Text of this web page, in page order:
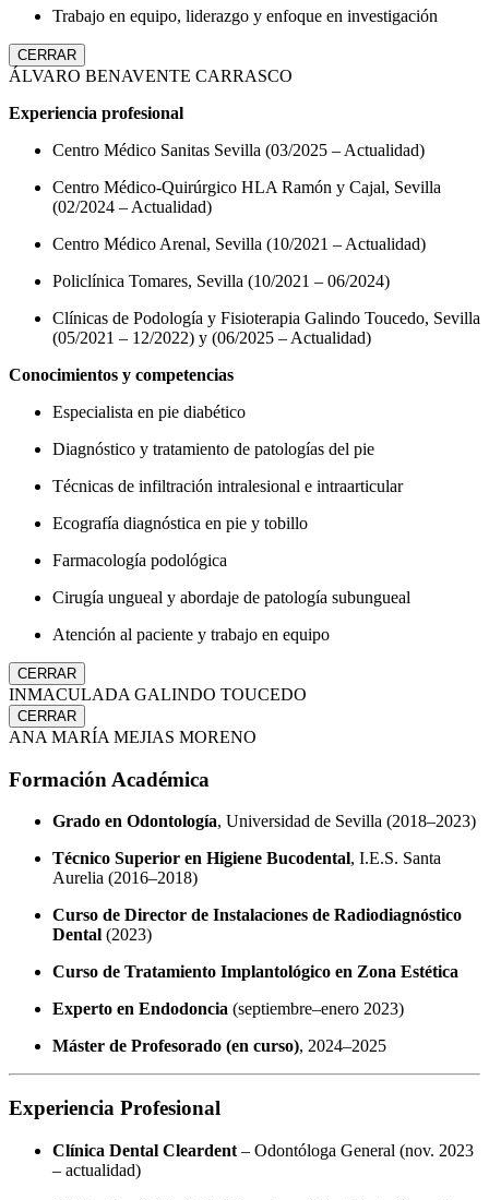
Trabajo en equipo, liderazgo y enfoque en investigación
CERRAR
ÁLVARO BENAVENTE CARRASCO
Experiencia profesional
Centro Médico Sanitas Sevilla (03/2025 – Actualidad)
Centro Médico-Quirúrgico HLA Ramón y Cajal, Sevilla
(02/2024 – Actualidad)
Centro Médico Arenal, Sevilla (10/2021 – Actualidad)
Policlínica Tomares, Sevilla (10/2021 – 06/2024)
Clínicas de Podología y Fisioterapia Galindo Toucedo, Sevilla
(05/2021 – 12/2022) y (06/2025 – Actualidad)
Conocimientos y competencias
Especialista en pie diabético
Diagnóstico y tratamiento de patologías del pie
Técnicas de infiltración intralesional e intraarticular
Ecografía diagnóstica en pie y tobillo
Farmacología podológica
Cirugía ungueal y abordaje de patología subungueal
Atención al paciente y trabajo en equipo
CERRAR
INMACULADA GALINDO TOUCEDO
CERRAR
ANA MARÍA MEJIAS MORENO
Formación Académica
Grado en Odontología, Universidad de Sevilla (2018–2023)
Técnico Superior en Higiene Bucodental, I.E.S. Santa
Aurelia (2016–2018)
Curso de Director de Instalaciones de Radiodiagnóstico
Dental (2023)
Curso de Tratamiento Implantológico en Zona Estética
Experto en Endodoncia (septiembre–enero 2023)
Máster de Profesorado (en curso), 2024–2025
Experiencia Profesional
Clínica Dental Cleardent – Odontóloga General (nov. 2023
– actualidad)